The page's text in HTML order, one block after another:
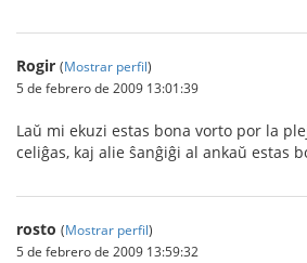
Rogir (Mostrar perfil)
5 de febrero de 2009 13:01:39
Laŭ mi ekuzi estas bona vorto por la
celiĝas, kaj alie ŝanĝiĝi al ankaŭ estas
rosto (Mostrar perfil)
5 de febrero de 2009 13:59:32